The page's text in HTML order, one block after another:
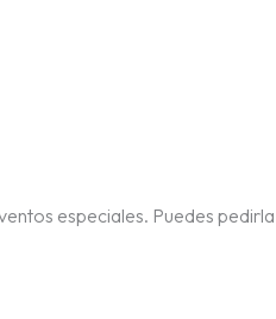
especiales. Puedes